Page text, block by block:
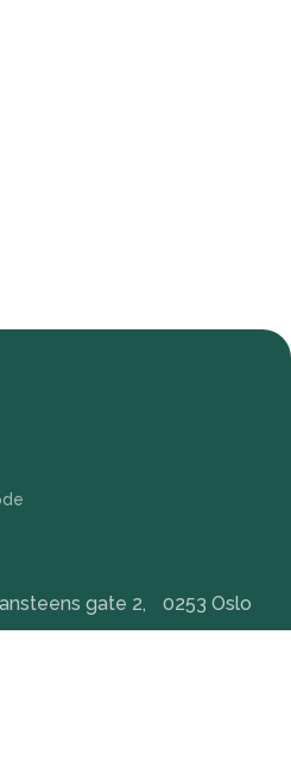
gate 2, 0253 Oslo